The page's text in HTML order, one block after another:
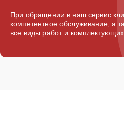
При обращении в наш сервис
компетентное обслуживание, а
все виды работ и комплектующих.